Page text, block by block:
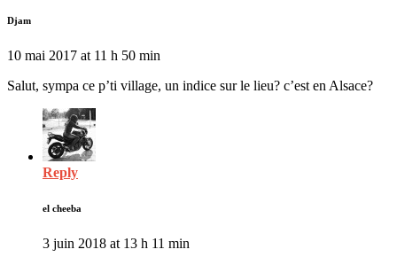
Djam
10 mai 2017 at 11 h 50 min
Salut, sympa ce p’ti village, un indice sur le lieu? c’est en Alsace?
Reply
el cheeba
3 juin 2018 at 13 h 11 min